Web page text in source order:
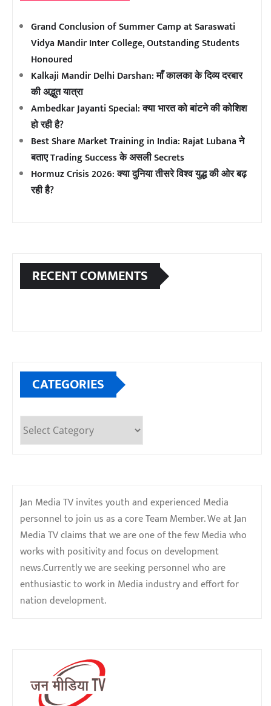
Grand Conclusion of Summer Camp at Saraswati
Vidya Mandir Inter College, Outstanding Students
Honoured
Kalkaji Mandir Delhi Darshan: माँ कालका के दिव्य दरबार
की अद्भुत यात्रा
Ambedkar Jayanti Special: क्या भारत को बांटने की कोशिश
हो रही है?
Best Share Market Training in India: Rajat Lubana ने
बताए Trading Success के असली Secrets
Hormuz Crisis 2026: क्या दुनिया तीसरे विश्व युद्ध की ओर बढ़
रही है?
RECENT COMMENTS
CATEGORIES
Categories
Jan Media TV invites youth and experienced Media
personnel to join us as a core Team Member. We at Jan
Media TV claims that we are one of the few Media who
works with positivity and focus on development
news.Currently we are seeking personnel who are
enthusiastic to work in Media industry and effort for
nation development.